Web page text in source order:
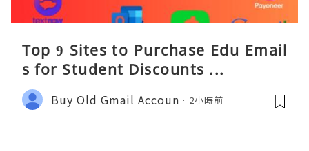
Top 9 Sites to Purchase Edu Email
s for Student Discounts ...
Buy Old Gmail Accoun 2小時前